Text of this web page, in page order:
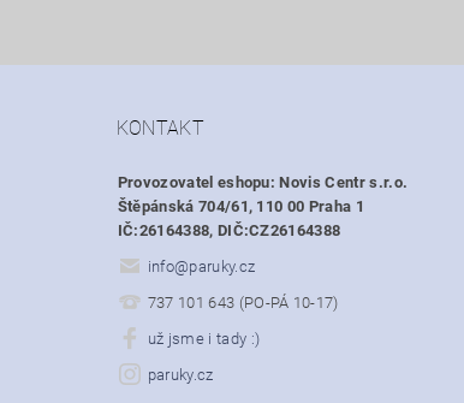
KONTAKT
Provozovatel eshopu: Novis Centr s.r.o.
Štěpánská 704/61, 110 00 Praha 1
IČ:26164388, DIČ:CZ26164388
info@paruky.cz
737 101 643 (PO-PÁ 10-17)
už jsme i tady :)
paruky.cz